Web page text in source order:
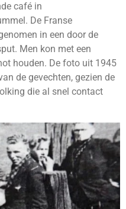
café in
De Franse
in een door de
Men kon met een
houden. De foto uit 1945
de gevechten, gezien de
die al snel contact